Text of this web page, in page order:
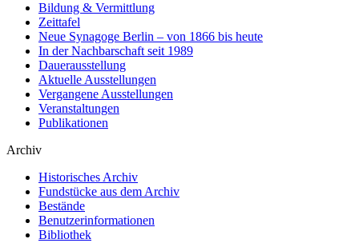
Bildung & Vermittlung
Zeittafel
Neue Synagoge Berlin – von 1866 bis heute
In der Nachbarschaft seit 1989
Dauerausstellung
Aktuelle Ausstellungen
Vergangene Ausstellungen
Veranstaltungen
Publikationen
Archiv
Historisches Archiv
Fundstücke aus dem Archiv
Bestände
Benutzerinformationen
Bibliothek